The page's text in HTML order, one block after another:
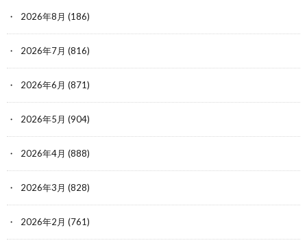
2026年8月 (186)
2026年7月 (816)
2026年6月 (871)
2026年5月 (904)
2026年4月 (888)
2026年3月 (828)
2026年2月 (761)